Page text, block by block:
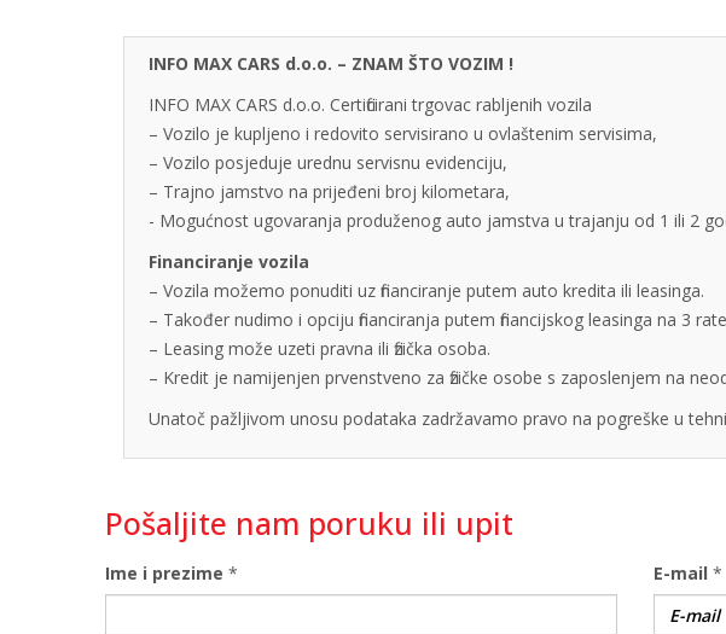
INFO MAX CARS d.o.o. – ZNAM ŠTO VOZIM !
INFO MAX CARS d.o.o. Certificirani trgovac rabljenih vozila
– Vozilo je kupljeno i redovito servisirano u ovlaštenim servisima,
– Vozilo posjeduje urednu servisnu evidenciju,
– Trajno jamstvo na prijeđeni broj kilometara,
- Mogućnost ugovaranja produženog auto jamstva u trajanju od 1 ili 2
Financiranje vozila
– Vozila možemo ponuditi uz financiranje putem auto kredita ili leasinga.
– Također nudimo i opciju financiranja putem financijskog leasinga na 3
– Leasing može uzeti pravna ili fizička osoba.
– Kredit je namijenjen prvenstveno za fizičke osobe s zaposlenjem na
Unatoč pažljivom unosu podataka zadržavamo pravo na pogreške u
Pošaljite nam poruku ili upit
Ime i prezime * E-mail *